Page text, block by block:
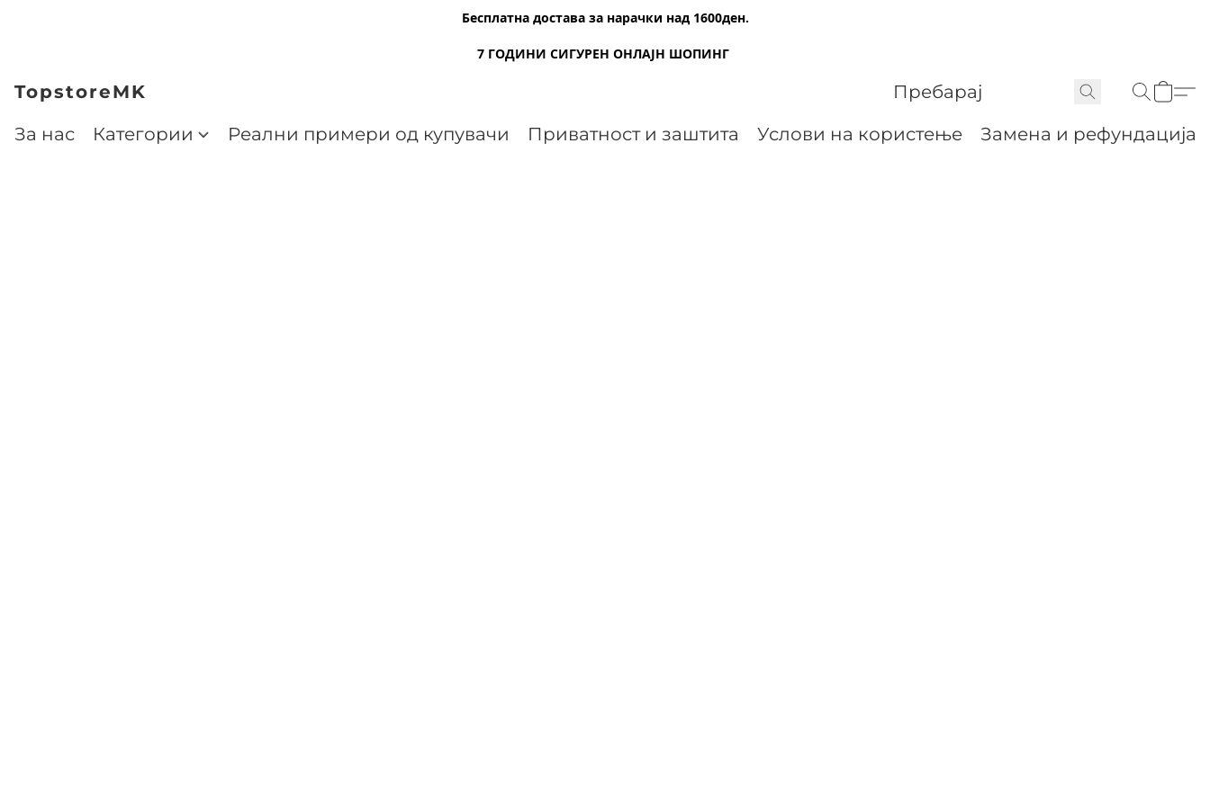
Бесплатна достава за нарачки над 1600ден.
7 ГОДИНИ СИГУРЕН ОНЛАЈН ШОПИНГ
TopstoreMK
За нас
Категории Реални примери од купувачи Приватност и заштита Услови на користење Замена и рефундација